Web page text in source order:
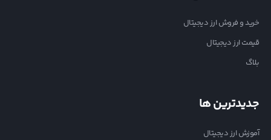
خرید و فروش ارز دیجیتال
قیمت ارز دیجیتال
بلاگ
جدیدترین ها
آموزش ارز دیجیتال